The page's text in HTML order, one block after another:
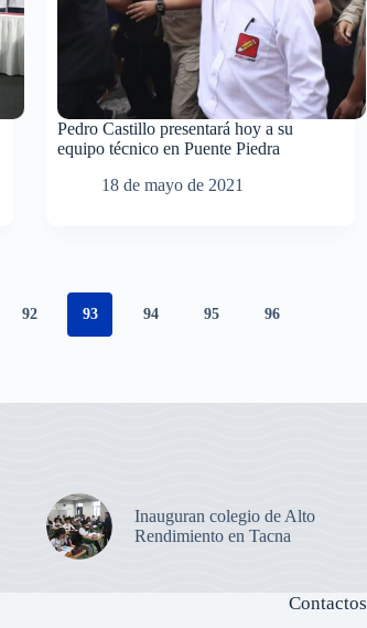
Pedro Castillo presentará hoy a su
equipo técnico en Puente Piedra
18 de mayo de 2021
92 93 94 95 96
Inauguran colegio de Alto
Rendimiento en Tacna
Contactos